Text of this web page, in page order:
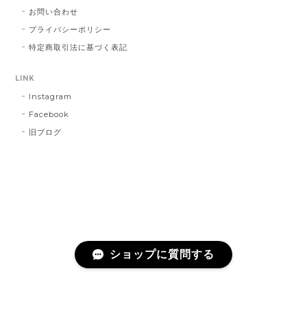
お問い合わせ
プライバシーポリシー
特定商取引法に基づく表記
LINK
Instagram
Facebook
旧ブログ
ショップに質問する